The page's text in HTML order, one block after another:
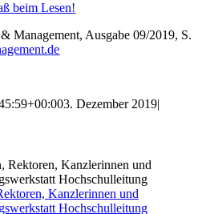
beim Lesen!
Management, Ausgabe 09/2019, S.
3. Dezember 2019|
Kanzlerinnen und
Hochschulleitung